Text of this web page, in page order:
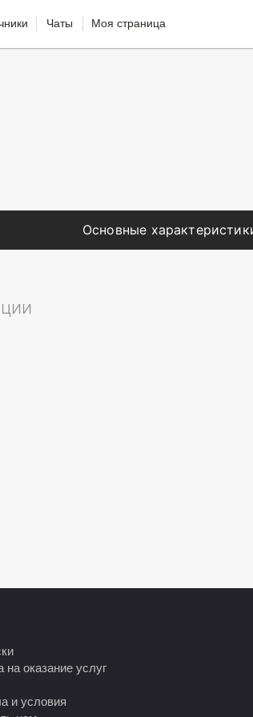
Чаты Моя страница
Основные
оказание услуг
и условия